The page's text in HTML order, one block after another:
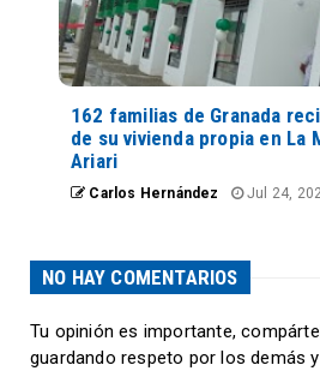
162 familias de Granada
de su vivienda propia en La
Ariari
Carlos Hernández Jul 24,
NO HAY COMENTARIOS
Tu opinión es importante,
guardando respeto por los demás